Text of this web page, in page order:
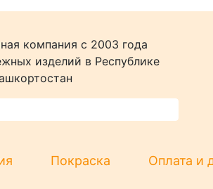
компания c 2003 года
изделий в Республике
Покраска Оплата и